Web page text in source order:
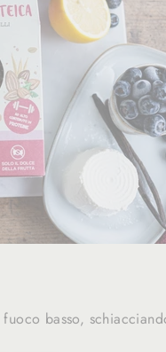
basso,